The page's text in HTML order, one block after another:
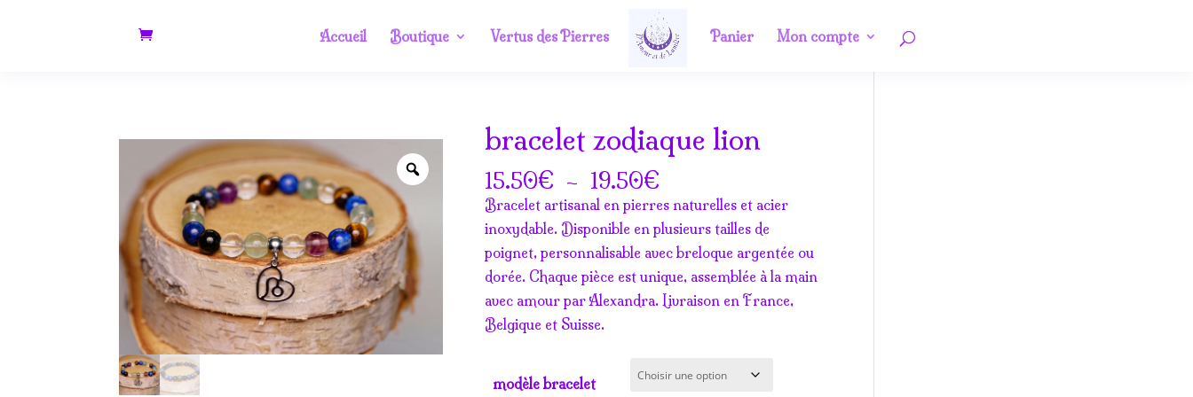
Accueil Boutique Vertus des Pierres Panier Mon compte
Zoom
bracelet zodiaque lion
15.50€ – 19.50€
de
prix :
15.50€
à
19.50€
Bracelet artisanal en pierres naturelles et acier
inoxydable. Disponible en plusieurs tailles de
poignet, personnalisable avec breloque argentée ou
dorée. Chaque pièce est unique, assemblée à la main
avec amour par Alexandra. Livraison en France,
Belgique et Suisse.
modèle bracelet